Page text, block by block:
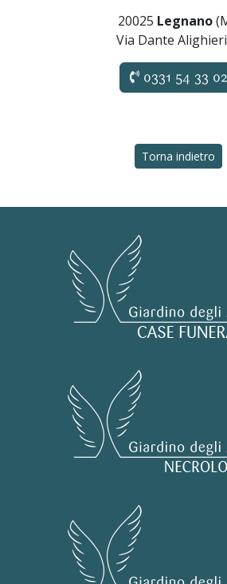
20025 Legnano
Via Dante
0331 54 33 02
Torna indietro